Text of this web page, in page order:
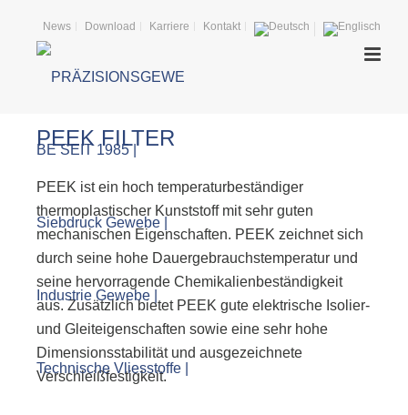
News Download Karriere Kontakt
PEEK FILTER
PEEK ist ein hoch temperaturbeständiger
thermoplastischer Kunststoff mit sehr guten
mechanischen Eigenschaften. PEEK zeichnet sich
durch seine hohe Dauergebrauchstemperatur und
seine hervorragende Chemikalienbeständigkeit
aus. Zusätzlich bietet PEEK gute elektrische Isolier-
und Gleiteigenschaften sowie eine sehr hohe
Dimensionsstabilität und ausgezeichnete
Verschleißfestigkeit.